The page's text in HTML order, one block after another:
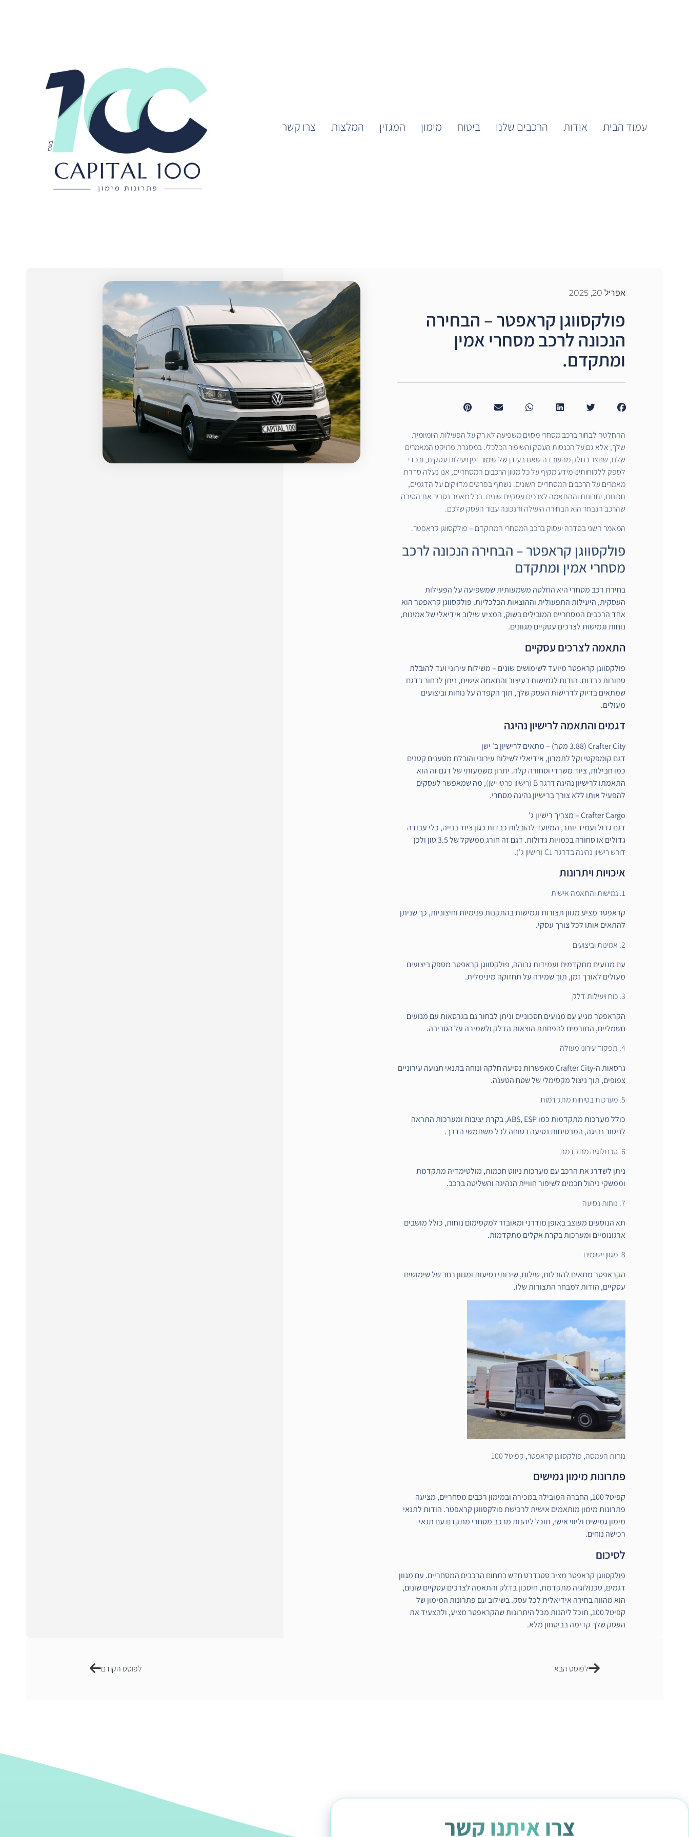
עמוד הבית אודות הרכבים שלנו ביטוח מימון המגזין המלצות צרו קשר
אפריל 20, 2025
פולקסווגן קראפטר – הבחירה
הנכונה לרכב מסחרי אמין
ומתקדם.
ההחלטה לבחור ברכב מסחרי מסוים משפיעה לא רק על הפעילות היומיומית
שלך, אלא גם על הכנסות העסק והשיפור הכלכלי. במסגרת פרויקט המאמרים
שלנו, שנוצר כחלק מהעובדה שאנו בעידן של שימור זמן ויעילות עסקית, ובכדי
לספק ללקוחותינו מידע מקיף על כל מגוון הרכבים המסחריים, אנו נעלה סדרת
מאמרים על הרכבים המסחריים השונים. נשתף בפרטים מדויקים על הדגמים,
תכונות, יתרונות וההתאמה לצרכים עסקיים שונים. בכל מאמר נסביר את הסיבה
שהרכב הנבחר הוא הבחירה היעילה והנכונה עבור העסק שלכם.
המאמר השני בסדרה יעסוק ברכב המסחרי המתקדם – פולקסווגן קראפטר.
פולקסווגן קראפטר – הבחירה הנכונה לרכב
מסחרי אמין ומתקדם
בחירת רכב מסחרי היא החלטה משמעותית שמשפיעה על הפעילות
העסקית, היעילות התפעולית וההוצאות הכלכליות. פולקסווגן קראפטר הוא
אחד הרכבים המסחריים המובילים בשוק, המציע שילוב אידיאלי של אמינות,
נוחות וגמישות לצרכים עסקיים מגוונים.
התאמה לצרכים עסקיים
פולקסווגן קראפטר מיועד לשימושים שונים – משילוח עירוני ועד להובלת
סחורות כבדות. הודות לגמישות בעיצוב והתאמה אישית, ניתן לבחור בדגם
שמתאים בדיוק לדרישות העסק שלך, תוך הקפדה על נוחות וביצועים
מעולים.
דגמים והתאמה לרישיון נהיגה
Crafter City (3.88 מטר) – מתאים לרישיון ב' ישן
דגם קומפקטי וקל לתמרון, אידיאלי לשילוח עירוני והובלת מטענים קטנים
כמו חבילות, ציוד משרדי וסחורה קלה. יתרון משמעותי של דגם זה הוא
התאמתו לרישיון נהיגה דרגה B (רישיון פרטי ישן)
, מה שמאפשר לעסקים
להפעיל אותו ללא צורך ברישיון נהיגה מסחרי.
Crafter Cargo – מצריך רישיון ג'
דגם גדול ועמיד יותר, המיועד להובלות כבדות כגון ציוד בנייה, כלי עבודה
גדולים או סחורה בכמויות גדולות. דגם זה חורג ממשקל של 3.5 טון ולכן
דורש רישיון נהיגה בדרגה C1 (רישיון ג')
.
איכויות ויתרונות
1. גמישות והתאמה אישית
קראפטר מציע מגוון תצורות וגמישות בהתקנות פנימיות וחיצוניות, כך שניתן
להתאים אותו לכל צורך עסקי.
2. אמינות וביצועים
עם מנועים מתקדמים ועמידות גבוהה, פולקסווגן קראפטר מספק ביצועים
מעולים לאורך זמן, תוך שמירה על תחזוקה מינימלית.
3. כוח ויעילות דלק
הקראפטר מגיע עם מנועים חסכוניים וניתן לבחור גם בגרסאות עם מנועים
חשמליים, התורמים להפחתת הוצאות הדלק ולשמירה על הסביבה.
4. תפקוד עירוני מעולה
גרסאות ה-Crafter City מאפשרות נסיעה חלקה ונוחה בתנאי תנועה עירוניים
צפופים, תוך ניצול מקסימלי של שטח הטענה.
5. מערכות בטיחות מתקדמות
כולל מערכות מתקדמות כמו ABS, ESP, בקרת יציבות ומערכות התראה
לניטור נהיגה, המבטיחות נסיעה בטוחה לכל משתמשי הדרך.
6. טכנולוגיה מתקדמת
ניתן לשדרג את הרכב עם מערכות ניווט חכמות, מולטימדיה מתקדמת
וממשקי ניהול חכמים לשיפור חוויית הנהיגה והשליטה ברכב.
7. נוחות נסיעה
תא הנוסעים מעוצב באופן מודרני ומאובזר למקסימום נוחות, כולל מושבים
ארגונומיים ומערכות בקרת אקלים מתקדמות.
8. מגוון יישומים
הקראפטר מתאים להובלות, שילוח, שירותי נסיעות ומגוון רחב של שימושים
עסקיים, הודות למבחר התצורות שלו.
נוחות העמסה, פולקסווגן קראפטר, קפיטל 100
פתרונות מימון גמישים
קפיטל 100, החברה המובילה במכירה ובמימון רכבים מסחריים, מציעה
פתרונות מימון מותאמים אישית לרכישת פולקסווגן קראפטר. הודות לתנאי
מימון גמישים וליווי אישי, תוכל ליהנות מרכב מסחרי מתקדם עם תנאי
רכישה נוחים.
לסיכום
פולקסווגן קראפטר מציב סטנדרט חדש בתחום הרכבים המסחריים. עם מגוון
דגמים, טכנולוגיה מתקדמת, חיסכון בדלק והתאמה לצרכים עסקיים שונים,
הוא מהווה בחירה אידיאלית לכל עסק. בשילוב עם פתרונות המימון של
קפיטל 100, תוכל ליהנות מכל היתרונות שהקראפטר מציע, ולהצעיד את
העסק שלך קדימה בביטחון מלא.
לפוסט הבא לפוסט הקודם
צרו איתנו קשר